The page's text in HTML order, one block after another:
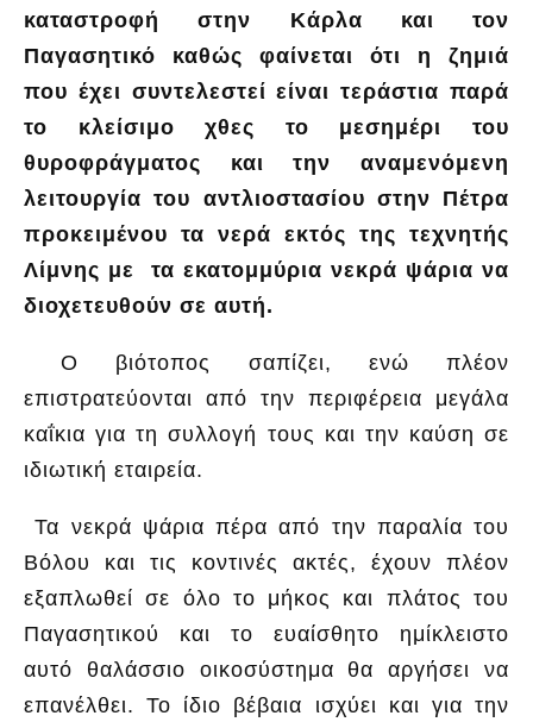
καταστροφή στην Κάρλα και τον
Παγασητικό καθώς φαίνεται ότι η ζημιά
που έχει συντελεστεί είναι τεράστια παρά
το κλείσιμο χθες το μεσημέρι του
θυροφράγματος και την αναμενόμενη
λειτουργία του αντλιοστασίου στην Πέτρα
προκειμένου τα νερά εκτός της τεχνητής
Λίμνης με τα εκατομμύρια νεκρά ψάρια να
διοχετευθούν σε αυτή.
Ο βιότοπος σαπίζει, ενώ πλέον
επιστρατεύονται από την περιφέρεια μεγάλα
καΐκια για τη συλλογή τους και την καύση σε
ιδιωτική εταιρεία.
Τα νεκρά ψάρια πέρα από την παραλία του
Βόλου και τις κοντινές ακτές, έχουν πλέον
εξαπλωθεί σε όλο το μήκος και πλάτος του
Παγασητικού και το ευαίσθητο ημίκλειστο
αυτό θαλάσσιο οικοσύστημα θα αργήσει να
επανέλθει. Το ίδιο βέβαια ισχύει και για την